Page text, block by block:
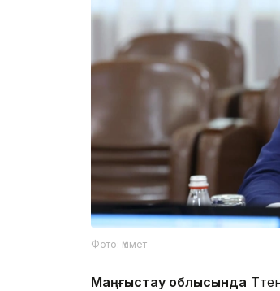
Фото: Үкімет
Маңғыстау облысында